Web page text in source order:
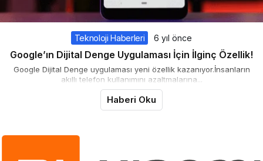
Teknoloji Haberleri 6 yıl önce
Google’ın Dijital Denge Uygulaması İçin İlginç Özellik!
Google Dijital Denge uygulaması yeni özellik kazanıyor.İnsanların
akıllı telefon kullanımını azaltmalarına...
Haberi Oku